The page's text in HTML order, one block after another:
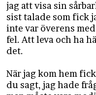
jag att visa sin
sist talade som fick
inte var överens
fel. Att leva och ha
det.
När jag kom hem
du sagt, jag hade